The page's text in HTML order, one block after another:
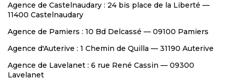
Agence de Castelnaudary : 24 bis place de la Liberté —
11400 Castelnaudary
Agence de Pamiers : 10 Bd Delcassé — 09100 Pamiers
Agence d'Auterive : 1 Chemin de Quilla — 31190 Auterive
Agence de Lavelanet : 6 rue René Cassin — 09300
Lavelanet